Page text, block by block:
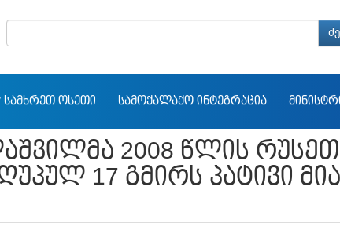
ᲡᲐᲛᲮᲠᲔᲗ ᲝᲡᲔᲗᲘ ᲡᲐᲛᲝᲥᲐᲚᲐᲥᲝ ᲘᲜᲢᲔᲒᲠᲐᲪᲘᲐ
2008 ᲬᲚᲘᲡ
17 ᲒᲛᲘᲠᲡ ᲞᲐᲢᲘᲕᲘ